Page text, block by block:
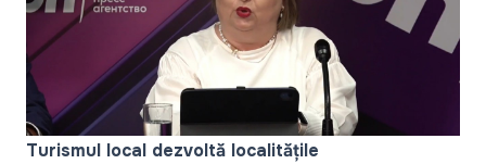
Turismul local dezvoltă localitățile